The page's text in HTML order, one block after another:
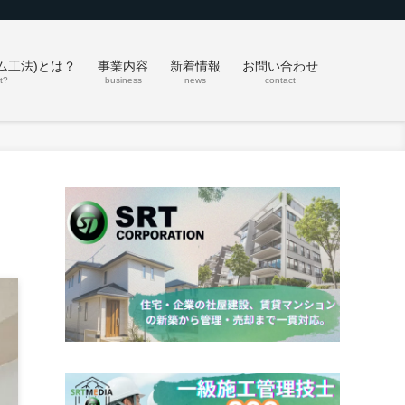
工法)とは？ 事業内容
business
新着情報
news
お問い合わせ
contact